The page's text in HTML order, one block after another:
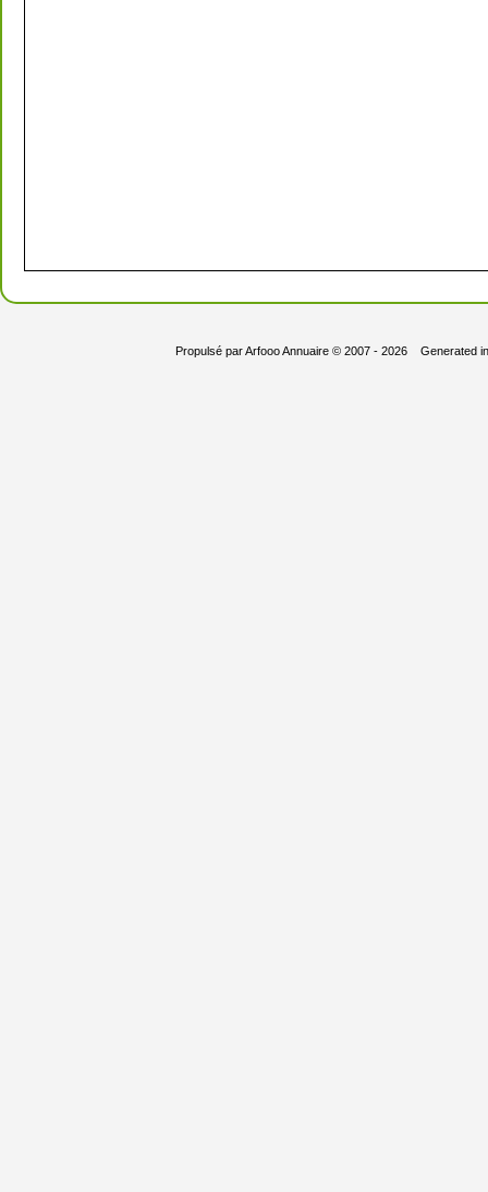
Propulsé parArfooo Annuaire© 2007 - 2026 Generated